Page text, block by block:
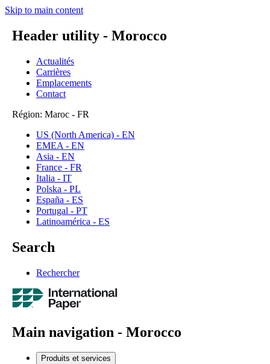
Skip to main content
Header utility - Morocco
Actualités
Carrières
Emplacements
Contact
Région: Maroc - FR
US (North America) - EN
EMEA - EN
Asia - EN
France - FR
Italia - IT
Polska - PL
España - ES
Portugal - PT
Latinoamérica - ES
Search
Rechercher
Main navigation - Morocco
Produits et services